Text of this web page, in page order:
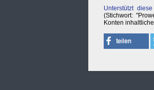
Unterstützt
(Stichwort:
Konten